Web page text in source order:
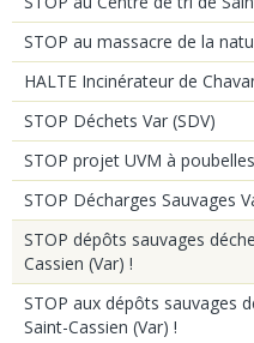
STOP au massacre de la
HALTE Incinérateur de
STOP Déchets Var (SDV)
STOP projet UVM à
STOP Décharges Sauvages
STOP dépôts sauvages
Cassien (Var) !
STOP aux dépôts sauvages
Saint-Cassien (Var) !